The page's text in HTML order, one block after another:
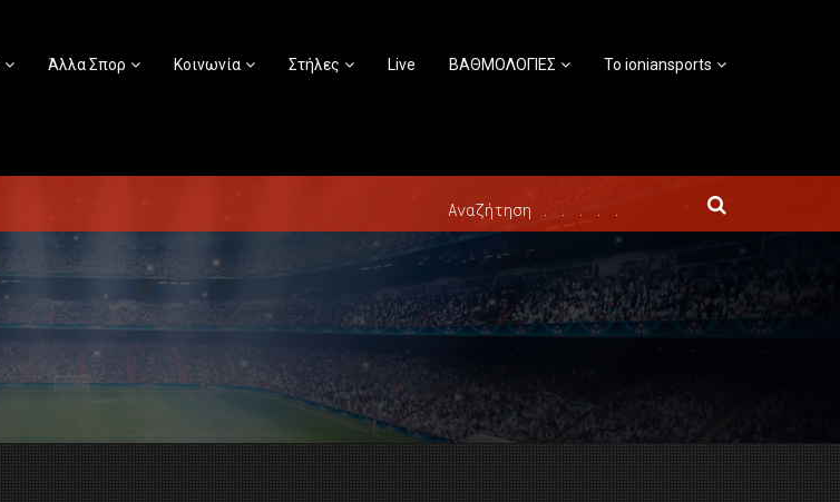
Άλλα Σπορ Κοινωνία Στήλες Live ΒΑΘΜΟΛΟΓΙΕΣ Το ioniansports